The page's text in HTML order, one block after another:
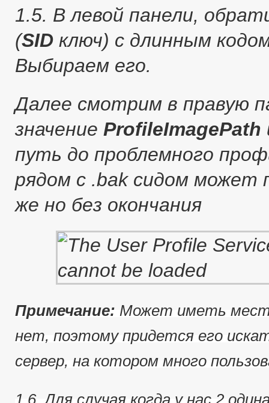
1.5. В левой панели,
(SID ключ) с длинным
Выбираем его.
Далее смотрим в правую
значение ProfileImagePath
путь до проблемного
рядом с .bak сидом
же но без окончания
Примечание: Может иметь
нет, поэтому придется его
сервер, на котором много
1.6. Для случая когда у нас 2